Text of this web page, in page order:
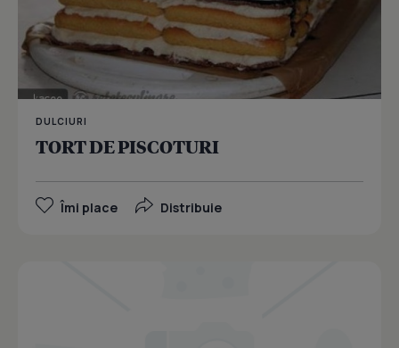
DULCIURI
TORT DE PISCOTURI
Îmi place Distribuie